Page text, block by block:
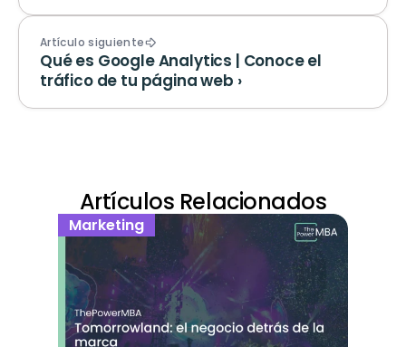
Artículo siguiente
Qué es Google Analytics | Conoce el
tráfico de tu página web ›
Artículos Relacionados
Marketing